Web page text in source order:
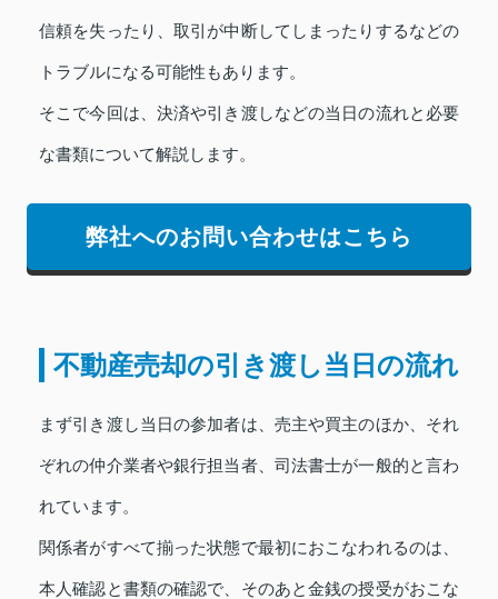
信頼を失ったり、取引が中断してしまったりするなどの
トラブルになる可能性もあります。
そこで今回は、決済や引き渡しなどの当日の流れと必要
な書類について解説します。
弊社へのお問い合わせはこちら
不動産売却の引き渡し当日の流れ
まず引き渡し当日の参加者は、売主や買主のほか、それ
ぞれの仲介業者や銀行担当者、司法書士が一般的と言わ
れています。
関係者がすべて揃った状態で最初におこなわれるのは、
本人確認と書類の確認で、そのあと金銭の授受がおこな